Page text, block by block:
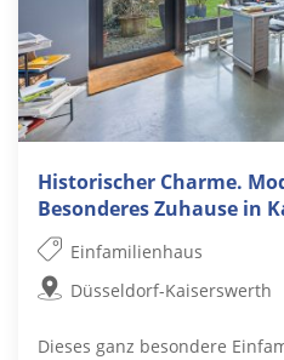
Historischer Charme.
Besonderes Zuhause in
Einfamilienhaus
Düsseldorf-Kaiserswerth
Dieses ganz besondere